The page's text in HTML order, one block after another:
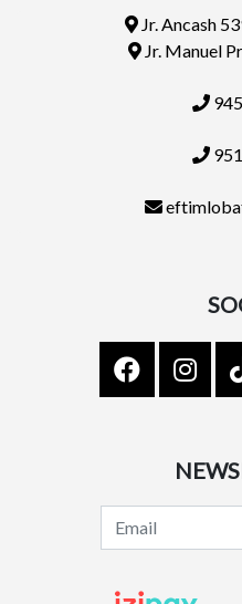
Jr. Ancash
Jr. Manuel